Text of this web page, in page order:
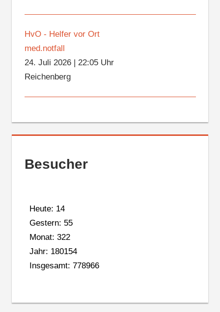
HvO - Helfer vor Ort
med.notfall
24. Juli 2026| 22:05 Uhr
Reichenberg
Besucher
Heute: 14
Gestern: 55
Monat: 322
Jahr: 180154
Insgesamt: 778966